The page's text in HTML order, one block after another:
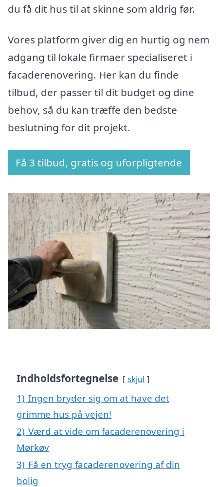
du få dit hus til at skinne som aldrig før.
Vores platform giver dig en hurtig og nem
adgang til lokale firmaer specialiseret i
facaderenovering. Her kan du finde
tilbud, der passer til dit budget og dine
behov, så du kan træffe den bedste
beslutning for dit projekt.
Få 3 tilbud, gratis og uforpligtende
Indholdsfortegnelse skjul
1) Ingen bryder sig om at have det
grimme hus på vejen!
2) Værd at vide om facaderenovering i
Mørkøv
3) Få en tryg facaderenovering af din
bolig